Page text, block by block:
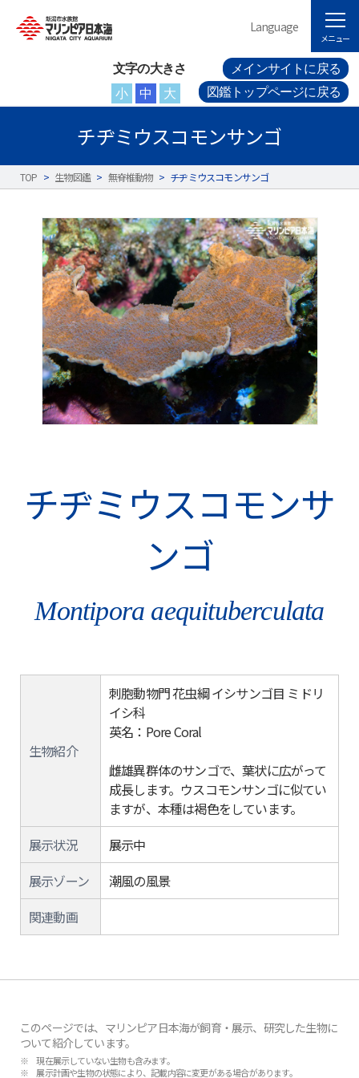
文字の大きさ
小
中 大
メインサイトに戻る
図鑑トップページに戻る
Language
メニュー
チヂミウスコモンサンゴ
TOP > 生物図鑑 > 無脊椎動物 > チヂミウスコモンサンゴ
チヂミウスコモンサ
ンゴ
Montipora aequituberculata
生物紹介
刺胞動物門 花虫綱 イシサンゴ目 ミドリ
イシ科
英名：Pore Coral
雌雄異群体のサンゴで、葉状に広がって
成長します。ウスコモンサンゴに似てい
ますが、本種は褐色をしています。
展示状況
展示中
展示ゾーン
潮風の風景
関連動画
このページでは、マリンピア日本海が飼育・展示、研究した生物に
ついて紹介しています。
※ 現在展示していない生物も含みます。
※ 展示計画や生物の状態により、記載内容に変更がある場合があります。